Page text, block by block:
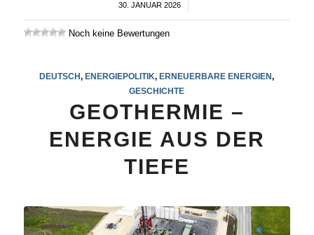
30. JANUAR 2026
/
Noch keine Bewertungen
DEUTSCH,ENERGIEPOLITIK,ERNEUERBARE ENERGIEN,
GESCHICHTE
GEOTHERMIE –
ENERGIE AUS DER
TIEFE